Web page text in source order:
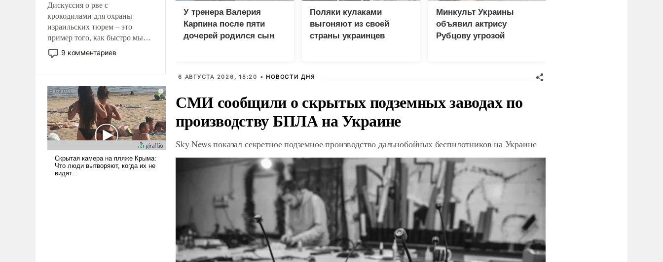
Дискуссия о рве с
крокодилами для охраны
израильских тюрем – это
пример того, как быстро мы
двигаемся по пути
революционных изменений.
псевдонаучной фантастики,
стало всерьез обсуждаемой
идеей.
9 комментариев
У тренера Валерия
Карпина после пяти
дочерей родился сын
Поляки кулаками
выгоняют из своей
страны украинцев
Минкульт Украины
объявил актрису
Рубцову угрозой
6 АВГУСТА 2026, 18:20 • НОВОСТИ ДНЯ
СМИ сообщили о скрытых подземных заводах по
производству БПЛА на Украине
Sky News показал секретное подземное производство дальнобойных беспилотников на Украине